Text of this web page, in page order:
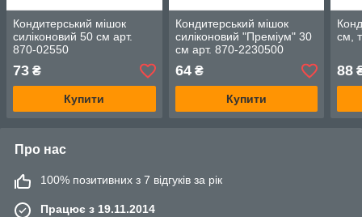
Кондитерський мішок
силіконовий 50 см арт.
870-02550
73 ₴
Купити
Кондитерський мішок
силіконовий "Преміум" 30
см арт. 870-2230500
64₴
Купити
см,
88
Про нас
100% позитивних з 7 відгуків за рік
Працює з 19.11.2014